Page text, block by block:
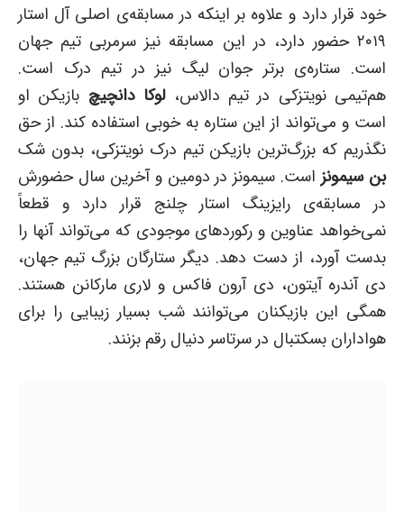
خود قرار دارد و علاوه بر اینکه در مسابقه‌ی اصلی آل استار
۲۰۱۹ حضور دارد، در این مسابقه نیز سرمربی تیم جهان
است. ستاره‌ی برتر جوان لیگ نیز در تیم درک است.
هم‌تیمی نویتزکی در تیم دالاس،لوکا دانچیچ بازیکن او
است و می‌تواند از این ستاره به خوبی استفاده کند. از حق
نگذریم که بزرگ‌ترین بازیکن تیم درک نویتزکی، بدون شک
بن سیمونزاست. سیمونز در دومین و آخرین سال حضورش
در مسابقه‌ی رایزینگ استار چلنج قرار دارد و قطعاً
نمی‌خواهد عناوین و رکوردهای موجودی که می‌تواند آنها را
بدست آورد، از دست دهد. دیگر ستارگان بزرگ تیم جهان،
دی آندره آیتون، دی آرون فاکس و لاری مارکانن هستند.
همگی این بازیکنان می‌توانند شب بسیار زیبایی را برای
هواداران بسکتبال در سرتاسر دنیال رقم بزنند.